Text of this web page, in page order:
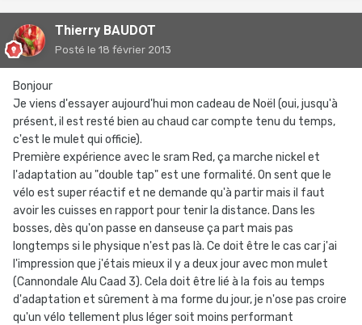
Thierry BAUDOT
Posté le 18 février 2013
Bonjour
Je viens d'essayer aujourd'hui mon cadeau de Noël (oui, jusqu'à
présent, il est resté bien au chaud car compte tenu du temps,
c'est le mulet qui officie).
Première expérience avec le sram Red, ça marche nickel et
l'adaptation au "double tap" est une formalité. On sent que le
vélo est super réactif et ne demande qu'à partir mais il faut
avoir les cuisses en rapport pour tenir la distance. Dans les
bosses, dès qu'on passe en danseuse ça part mais pas
longtemps si le physique n'est pas là. Ce doit être le cas car j'ai
l'impression que j'étais mieux il y a deux jour avec mon mulet
(Cannondale Alu Caad 3). Cela doit être lié à la fois au temps
d'adaptation et sûrement à ma forme du jour, je n'ose pas croire
qu'un vélo tellement plus léger soit moins performant